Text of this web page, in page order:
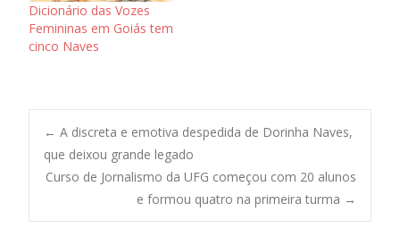
Dicionário das Vozes
Femininas em Goiás tem
cinco Naves
Post
navigation
← A discreta e emotiva despedida de Dorinha Naves,
que deixou grande legado
Curso de Jornalismo da UFG começou com 20 alunos
e formou quatro na primeira turma →